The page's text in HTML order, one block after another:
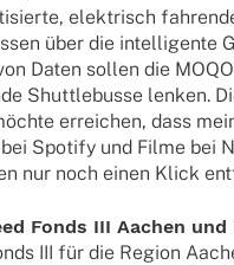
elek­trisch
über die intel­li­gente
Daten sollen die
Shut­tle­busse lenken.
errei­chen, dass
Spotify und Filme bei
nur noch einen Klick
Fonds III Aachen
III für die Region